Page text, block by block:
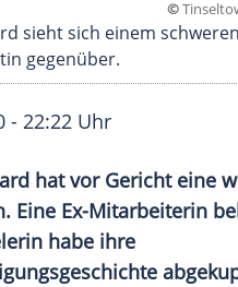
©
sieht sich einem
gegenüber.
- 22:22 Uhr
hat vor Gericht eine
Eine Ex-Mitarbeiterin
habe ihre